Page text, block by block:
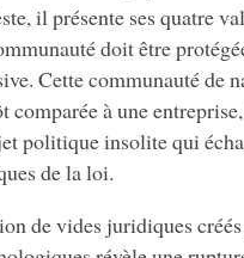
il présente ses quatre
doit être
Cette communauté de
comparée à une
politique insolite qui
de la loi.
de vides juridiques créés